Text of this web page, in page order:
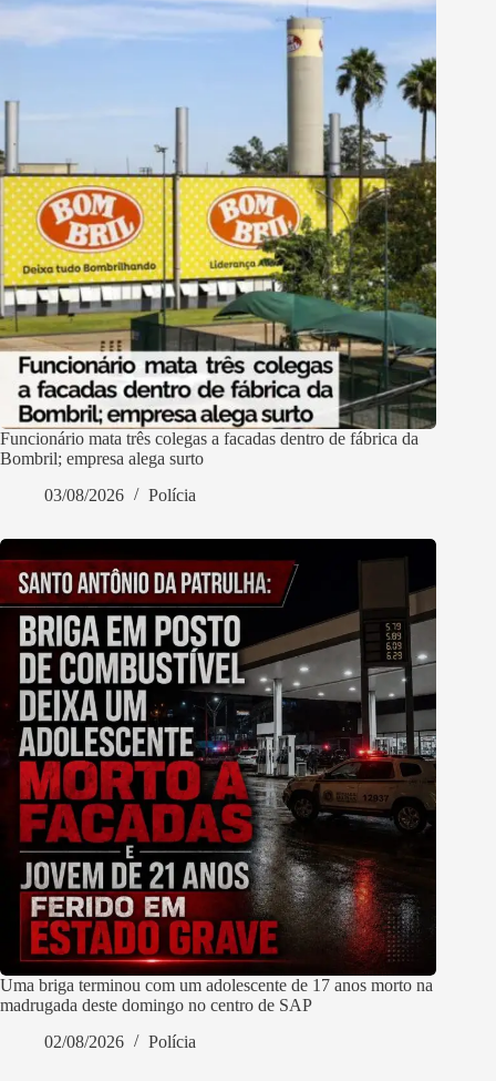
Funcionário mata três colegas a facadas dentro de fábrica da
Bombril; empresa alega surto
03/08/2026
Polícia
Uma briga terminou com um adolescente de 17 anos morto na
madrugada deste domingo no centro de SAP
02/08/2026
Polícia